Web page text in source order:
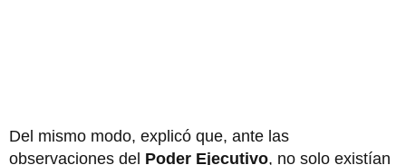
Del mismo modo, explicó que, ante las
observaciones del Poder Ejecutivo, no solo existían